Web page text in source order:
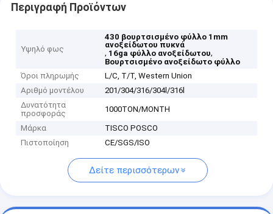
Περιγραφή Προϊόντων
Υψηλό φως
430 βουρτσισμένο φύλλο 1mm
ανοξείδωτου πυκνά
, 16ga φύλλο ανοξείδωτου,
Βουρτσισμένο ανοξείδωτο φύλλο
Όροι πληρωμής
L/C, T/T, Western Union
Αριθμό μοντέλου
201/304/316/304l/316l
Δυνατότητα
προσφοράς
1000TON/MONTH
Μάρκα
TISCO POSCO
Πιστοποίηση
CE/SGS/ISO
Δείτε περισσότερων